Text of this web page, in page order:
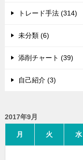
トレード手法 (314)
未分類 (6)
添削チャート (39)
自己紹介 (3)
2017年9月
月 火 水